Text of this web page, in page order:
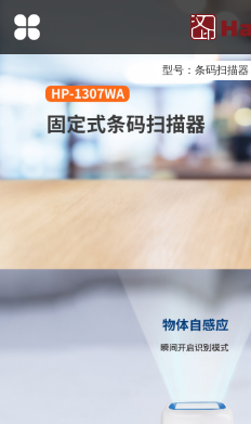
型号：条码扫描器